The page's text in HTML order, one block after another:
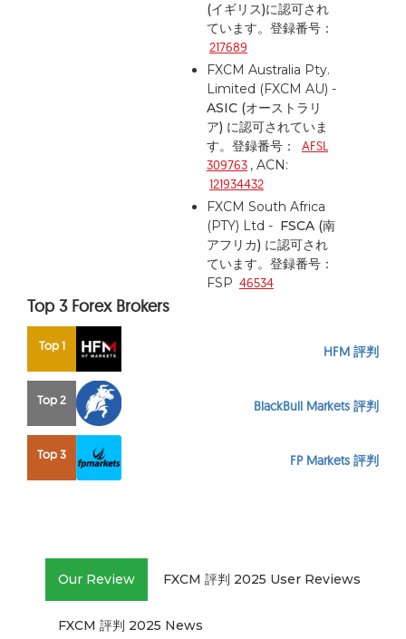
(イギリス)に認可され
ています。登録番号：
217689
FXCM Australia Pty.
Limited (FXCM AU) -
ASIC (オーストラリ
ア) に認可されていま
す。登録番号：
AFSL
309763 , ACN:
121934432
FXCM South Africa
(PTY) Ltd - FSCA (南
アフリカ) に認可され
ています。登録番号：
FSP 46534
Top 3 Forex Brokers
Top 1 HFM 評判
Top 2 BlackBull Markets 評判
Top 3 FP Markets 評判
Our Review FXCM 評判 2025 User Reviews
FXCM 評判 2025 News